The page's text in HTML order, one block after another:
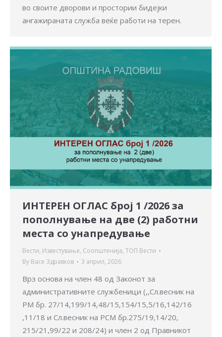
во своите дворови и простории бидејки
ангажираната служба веќе работи на терен.
ИНТЕРЕН ОГЛАС број 1 /2026 за
пополнување на две (2) работни
места со унапредување
Вести, Известување, Соопштенија, ТОП Вести
By Васе Здравков 3 април, 2026
Врз основа на член 48 од Законот за
административните службеници (,,Сл.весник на
РМ бр. 27/14,199/14,48/15,154/15,5/16,142/16
,11/18 и Сл.весник на РСМ бр.275/19,14/20,
215/21,99/22 и 208/24) и член 2 од Правникот